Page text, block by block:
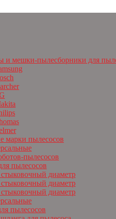
и мешки-пылесборники для
марки пылесосов
пылесосов
пылесосов
диаметр
диаметр
диаметр
пылесосов